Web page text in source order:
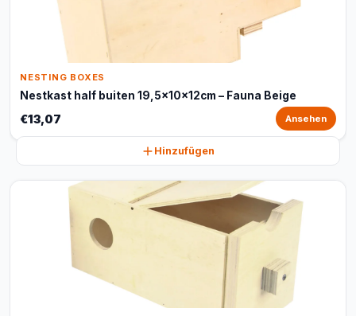
NESTING BOXES
Nestkast half buiten 19,5x10x12cm – Fauna Beige
€13,07 Ansehen
Hinzufügen